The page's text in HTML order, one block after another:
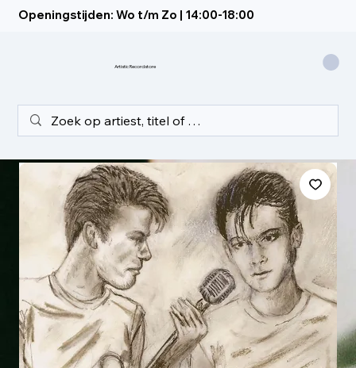
Openingstijden: Wo t/m Zo | 14:00-18:00
Artistic Recordstore